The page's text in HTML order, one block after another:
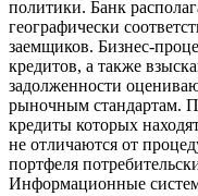
политики. Банк
географически
заемщиков. Бизнес-
кредитов, а также
задолженности
рыночным стандартам.
кредиты которых
не отличаются от
портфеля
Информационные